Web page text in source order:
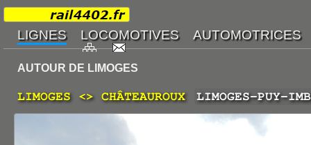
AUTOUR DE LIMOGES
LIMOGES <> CHÂTEAUROUX LIMOGES-PUY-